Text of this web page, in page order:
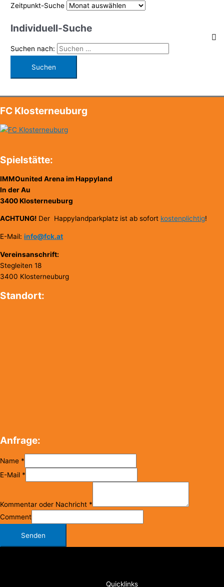
Zeitpunkt-Suche
Individuell-Suche
Suchen nach:
FC Klosterneuburg
Spielstätte:
IMMOunited Arena im Happyland
In der Au
3400 Klosterneuburg
ACHTUNG! Der Happylandparkplatz ist ab sofort kostenplichtig!
E-Mail: info@fck.at
Vereinsanschrift:
Stegleiten 18
3400 Klosterneuburg
Standort:
Anfrage:
Name *
E-Mail *
Kommentar oder Nachricht *
Comment
Senden
Quicklinks